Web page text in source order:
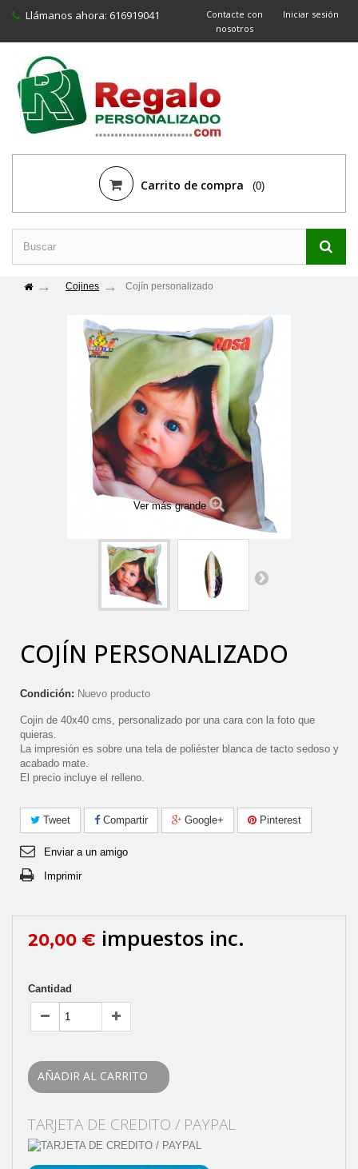
Iniciar sesión
Contacte con
nosotros
Llámanos ahora: 616919041
Carrito de compra (0)
Cojines Cojín personalizado
Ver más grande
COJÍN PERSONALIZADO
Condición: Nuevo producto
Cojin de 40x40 cms, personalizado por una cara con la foto que
quieras.
La impresión es sobre una tela de poliéster blanca de tacto sedoso y
acabado mate.
El precio incluye el relleno.
Tweet Compartir Google+ Pinterest
Enviar a un amigo
Imprimir
20,00 € impuestos inc.
Cantidad
AÑADIR AL CARRITO
TARJETA DE CREDITO / PAYPAL